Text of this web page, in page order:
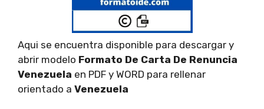
Aqui se encuentra disponible para descargar y
abrir modelo Formato De Carta De Renuncia
Venezuela en PDF y WORD para rellenar
orientado a Venezuela